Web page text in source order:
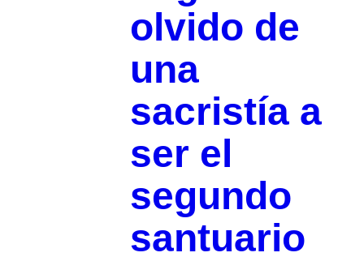
olvido de
una
sacristía a
ser el
segundo
santuario